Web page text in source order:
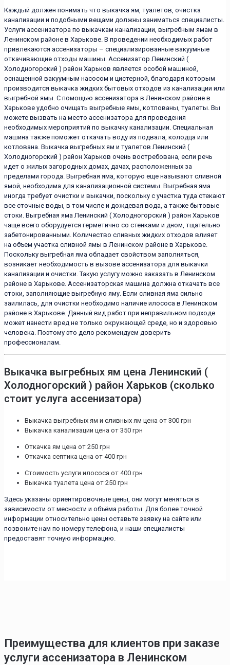
Каждый должен понимать что выкачка ям, туалетов, очистка
канализации и подобными вещами должны заниматься специалисты.
Услуги ассенизатора по выкачкам канализации, выгребным ямам в
Ленинском районе в Харькове. В проведении необходимых работ
привлекаются ассенизаторы – специализированные вакуумные
откачивающие отходы машины. Ассенизатор Ленинский (
Холодногорский ) район Харьков является особой машиной,
оснащенной вакуумным насосом и цистерной, благодаря которым
производится выкачка жидких бытовых отходов из канализации или
выгребной ямы. С помощью ассенизатора в Ленинском районе в
Харькове удобно очищать выгребные ямы, котлованы, туалеты. Вы
можете вызвать на место ассенизатора для проведения
необходимых мероприятий по выкачку канализации. Специальная
машина также поможет откачать воду из подвала, колодца или
котлована. Выкачка выгребных ям и туалетов Ленинский (
Холодногорский ) район Харьков очень востребована, если речь
идет о жилых загородных домах, дачах, расположенных за
пределами города. Выгребная яма, которую еще называют сливной
ямой, необходима для канализационной системы. Выгребная яма
иногда требует очистки и выкачки, поскольку с участка туда стекают
все сточные воды, в том числе и дождевая вода, а также бытовые
стоки. Выгребная яма Ленинский ( Холодногорский ) район Харьков
чаще всего оборудуется герметично со стенками и дном, тщательно
забетонированными. Количество сливных жидких отходов влияет
на объем участка сливной ямы в Ленинском районе в Харькове.
Поскольку выгребная яма обладает свойством заполняться,
возникает необходимость в вызове ассенизатора для выкачки
канализации и очистки. Такую услугу можно заказать в Ленинском
районе в Харькове. Ассенизаторская машина должна откачать все
стоки, заполняющие выгребную яму. Если сливная яма сильно
заилилась, для очистки необходимо наличие илососа в Ленинском
районе в Харькове. Данный вид работ при неправильном подходе
может нанести вред не только окружающей среде, но и здоровью
человека. Поэтому это дело рекомендуем доверить
профессионалам.
Выкачка выгребных ям цена Ленинский (
Холодногорский ) район Харьков (сколько
стоит услуга ассенизатора)
Выкачка выгребных ям и сливных ям цена от 300 грн
Выкачка канализации цена от 350 грн
Откачка ям цена от 250 грн
Откачка септика цена от 400 грн
Стоимость услуги илососа от 400 грн
Выкачка туалета цена от 250 грн
Здесь указаны ориентировочные цены, они могут меняться в
зависимости от месности и объёма работы. Для более точной
информации относительно цены оставьте заявку на сайте или
позвоните нам по номеру телефона, и наши специалисты
предоставят точную информацию.
Преимущества для клиентов при заказе
услуги ассенизатора в Ленинском